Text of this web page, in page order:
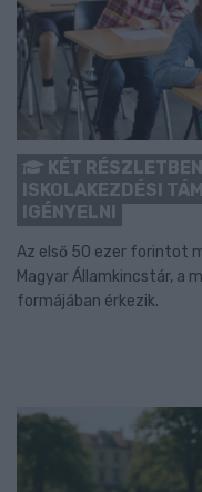
KÉT
ISKOLAKEZDÉSI
IGÉNYELNI
Az első 50 ezer forintot
Magyar Államkincstár, a
formájában érkezik.